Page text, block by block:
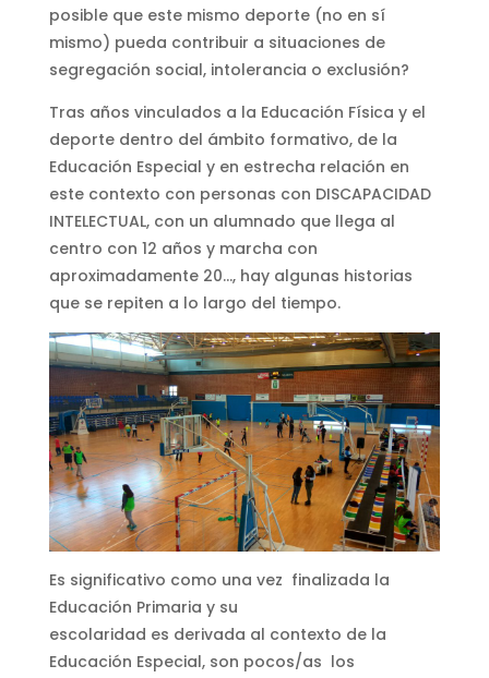
posible que este mismo deporte (no en sí
mismo) pueda contribuir a situaciones de
segregación social, intolerancia o exclusión?
Tras años vinculados a la Educación Física y el
deporte dentro del ámbito formativo, de la
Educación Especial y en estrecha relación en
este contexto con personas con DISCAPACIDAD
INTELECTUAL, con un alumnado que llega al
centro con 12 años y marcha con
aproximadamente 20…, hay algunas historias
que se repiten a lo largo del tiempo.
Es significativo como una vez finalizada la
Educación Primaria y su
escolaridad es derivada al contexto de la
Educación Especial, son pocos/as los